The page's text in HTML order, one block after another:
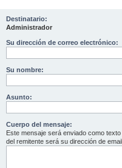
Destinatario:
Administrador
Su dirección de correo electrónico:
Su nombre:
Asunto:
Cuerpo del mensaje:
Este mensaje será enviado como
del remitente será su dirección de email.